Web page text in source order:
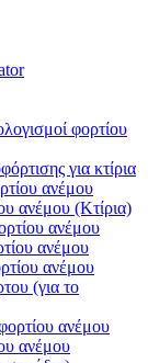
φορτίου
για κτίρια
ανέμου
ανέμου (Κτίρια)
ανέμου
ανέμου
ανέμου
(για το
ανέμου
ανέμου